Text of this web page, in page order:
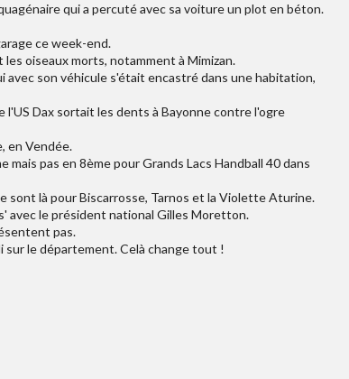
qui a percuté avec sa voiture un plot en béton.
ce week-end.
oiseaux morts, notamment à Mimizan.
avec son véhicule s'était encastré dans une habitation,
l'US Dax sortait les dents à Bayonne contre l'ogre
en Vendée.
pas en 8ème pour Grands Lacs Handball 40 dans
sont là pour Biscarrosse, Tarnos et la Violette Aturine.
avec le président national Gilles Moretton.
pas.
le département. Celà change tout !